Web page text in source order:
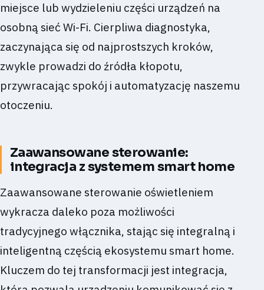
miejsce lub wydzieleniu części urządzeń na
osobną sieć Wi-Fi. Cierpliwa diagnostyka,
zaczynająca się od najprostszych kroków,
zwykle prowadzi do źródła kłopotu,
przywracając spokój i automatyzację naszemu
otoczeniu.
Zaawansowane sterowanie:
integracja z systemem smart home
Zaawansowane sterowanie oświetleniem
wykracza daleko poza możliwości
tradycyjnego włącznika, stając się integralną i
inteligentną częścią ekosystemu smart home.
Kluczem do tej transformacji jest integracja,